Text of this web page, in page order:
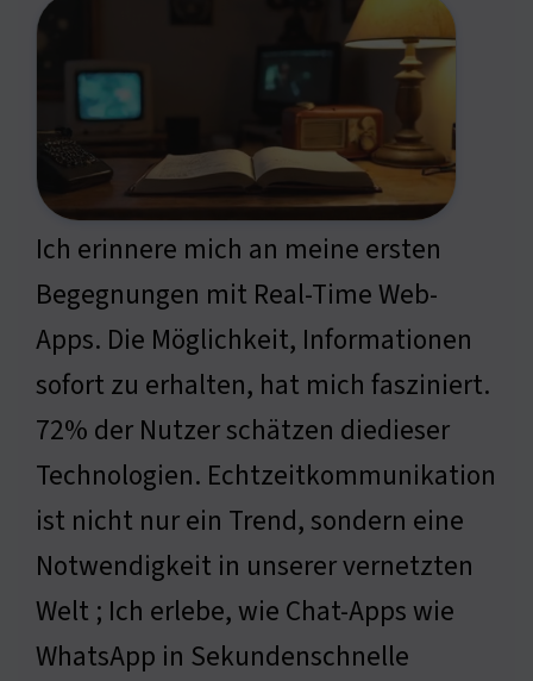
Ich erinnere mich an meine ersten
Begegnungen mit Real-Time Web-
Apps. Die Möglichkeit, Informationen
sofort zu erhalten, hat mich fasziniert.
72% der Nutzer schätzen diedieser
Technologien. Echtzeitkommunikation
ist nicht nur ein Trend, sondern eine
Notwendigkeit in unserer vernetzten
Welt ; Ich erlebe, wie Chat-Apps wie
WhatsApp in Sekundenschnelle